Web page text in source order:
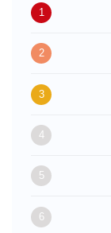
1
2
3
4
5
6